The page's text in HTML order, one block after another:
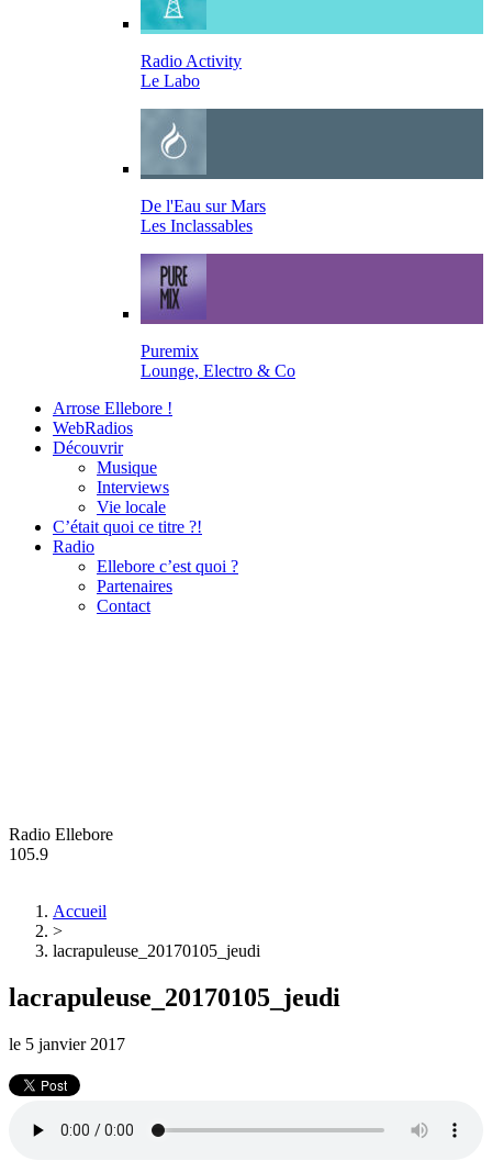
Radio Activity
Le Labo
De l'Eau sur Mars
Les Inclassables
Puremix
Lounge, Electro & Co
Arrose Ellebore !
WebRadios
Découvrir
Musique
Interviews
Vie locale
C’était quoi ce titre ?!
Radio
Ellebore c’est quoi ?
Partenaires
Contact
Radio Ellebore
105.9
Accueil
>
lacrapuleuse_20170105_jeudi
lacrapuleuse_20170105_jeudi
le 5 janvier 2017